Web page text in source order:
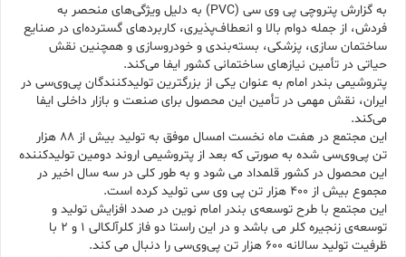
به گزارش پتروچی پی ‌وی ‌سی (PVC) به دلیل ویژگی‌های منحصر به‌
فردش، از جمله دوام بالا و انعطاف‌پذیری، کاربردهای گسترده‌ای در صنایع
ساختمان ‌سازی، پزشکی، بسته‌بندی و خودروسازی و همچنین نقش
حیاتی در تأمین نیازهای ساختمانی کشور ایفا می‌کند.
پتروشیمی بندر امام به عنوان یکی از بزرگترین تولیدکنندگان پی‌وی‌سی در
ایران، نقش مهمی در تأمین این محصول برای صنعت و بازار داخلی ایفا
می‌کند.
این مجتمع در هفت ماه نخست امسال موفق به تولید بیش از ۸۸ هزار
تن پی‌وی‌سی شده به صورتی که بعد از پتروشیمی اروند دومین تولیدکننده
این محصول در کشور قلمداد می شود و به طور کلی در سه سال اخیر در
مجموع بیش از ۴۰۰ هزار تن پی وی سی تولید کرده است.
این مجتمع با طرح توسعه‌ی بندر امام نوین در صدد افزایش تولید و
توسعه‌ی زنجیره کلر می باشد و در این راستا دو فاز کلرآلکالی ۱ و ۲ با
ظرفیت تولید سالانه ۶۰۰ هزار تن پی‌وی‌سی را دنبال می کند.